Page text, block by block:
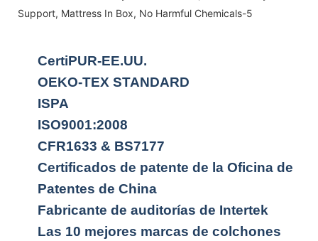
CertiPUR-EE.UU.
OEKO-TEX STANDARD
ISPA
ISO9001:2008
CFR1633 & BS7177
Certificados de patente de la Oficina de
Patentes de China
Fabricante de auditorías de Intertek
Las 10 mejores marcas de colchones